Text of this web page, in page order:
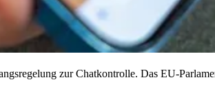
zur Chatkontrolle. Das EU-